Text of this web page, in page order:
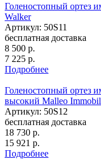
Голеностопный ортез
Walker
Артикул: 50S11
бесплатная доставка
8 500 р.
7 225 р.
Подробнее
Голеностопный ортез
высокий Malleo
Артикул: 50S12
бесплатная доставка
18 730 р.
15 921 р.
Подробнее